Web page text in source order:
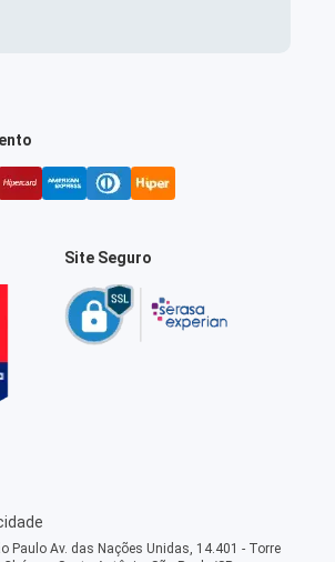
Site Seguro
Paulo Av. das Nações Unidas, 14.401 - Torre